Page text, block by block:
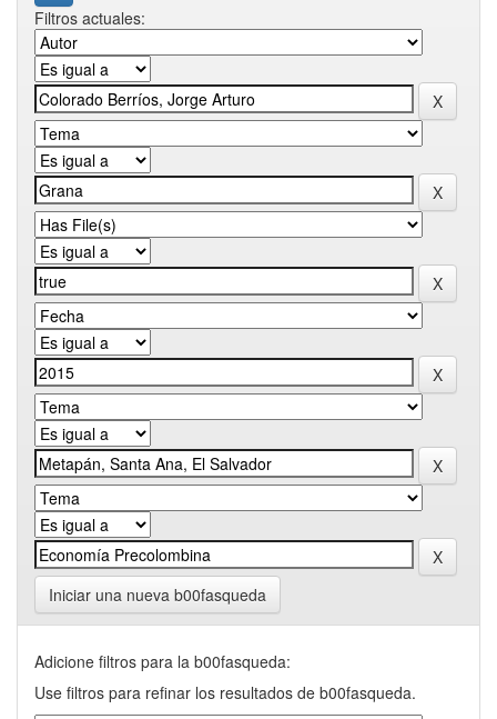
Filtros actuales:
Iniciar una nueva b00fasqueda
Adicione filtros para la b00fasqueda:
Use filtros para refinar los resultados de b00fasqueda.